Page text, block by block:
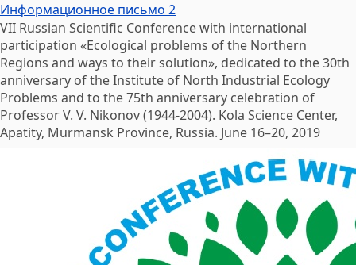
Информационное письмо 2
VII Russian Scientific Conference with international
participation «Ecological problems of the Northern
Regions and ways to their solution», dedicated to the 30th
anniversary of the Institute of North Industrial Ecology
Problems and to the 75th anniversary celebration of
Professor V. V. Nikonov (1944-2004). Kola Science Center,
Apatity, Murmansk Province, Russia. June 16–20, 2019